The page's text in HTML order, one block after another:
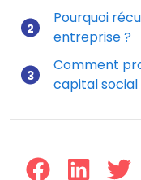
Mis à jour le 13/
Pourquoi
entreprise ?
Comment
capital social